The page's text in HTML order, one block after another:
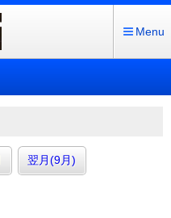
Menu
翌月(9月)